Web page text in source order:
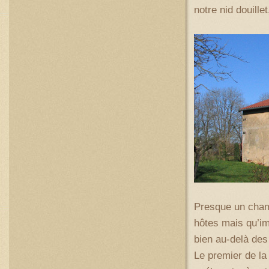
notre nid
Presque un
hôtes mais
bien au-delà
Le premier de